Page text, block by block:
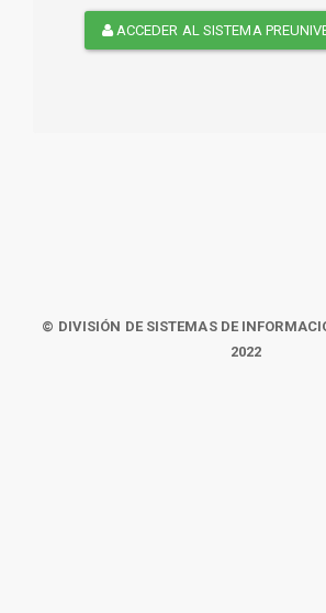
ACCEDER AL SISTEMA
© DIVISIÓN DE SISTEMAS DE
2022